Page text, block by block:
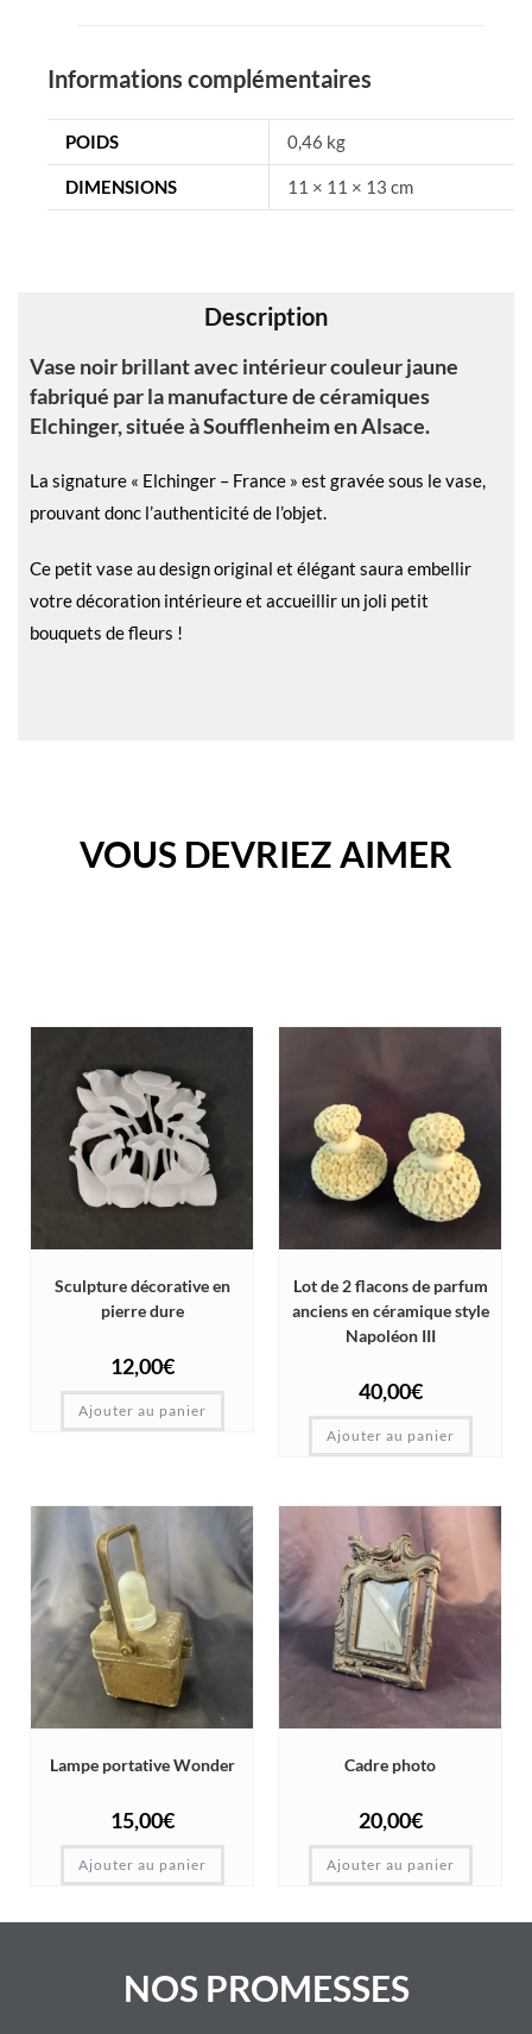
n
a
t
:
Informations complémentaires
POIDS 0,46 kg
DIMENSIONS 11 × 11 × 13 cm
Description
Vase noir brillant avec intérieur couleur jaune
fabriqué par la manufacture de céramiques
Elchinger, située à Soufflenheim en Alsace.
La signature « Elchinger – France » est gravée sous le vase,
prouvant donc l’authenticité de l’objet.
Ce petit vase au design original et élégant saura embellir
votre décoration intérieure et accueillir un joli petit
bouquets de fleurs !
VOUS DEVRIEZ AIMER
Sculpture décorative en
pierre dure
12,00€
Ajouter au panier
Lot de 2 flacons de parfum
anciens en céramique style
Napoléon III
40,00€
Ajouter au panier
Lampe portative Wonder
15,00€
Ajouter au panier
Cadre photo
20,00€
Ajouter au panier
NOS PROMESSES